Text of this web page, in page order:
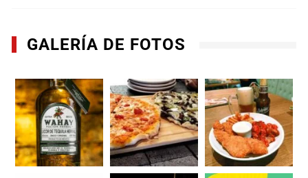
GALERÍA DE FOTOS